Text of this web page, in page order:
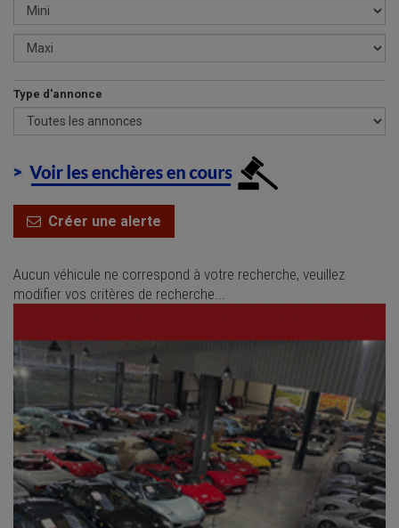
Type d'annonce
Créer une alerte
Aucun véhicule ne correspond à votre recherche, veuillez
modifier vos critères de recherche...